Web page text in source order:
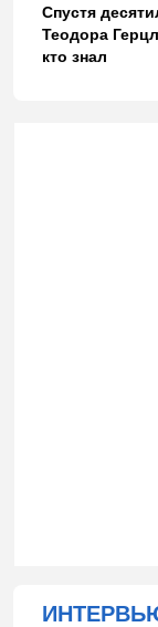
Спустя
Теодора
кто знал